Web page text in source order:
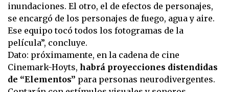
inundaciones. El otro, el de efectos de personajes,
se encargó de los personajes de fuego, agua y aire.
Ese equipo tocó todos los fotogramas de la
película”, concluye.
Dato: próximamente, en la cadena de cine
Cinemark-Hoyts, habrá proyecciones distendidas
de “Elementos” para personas neurodivergentes.